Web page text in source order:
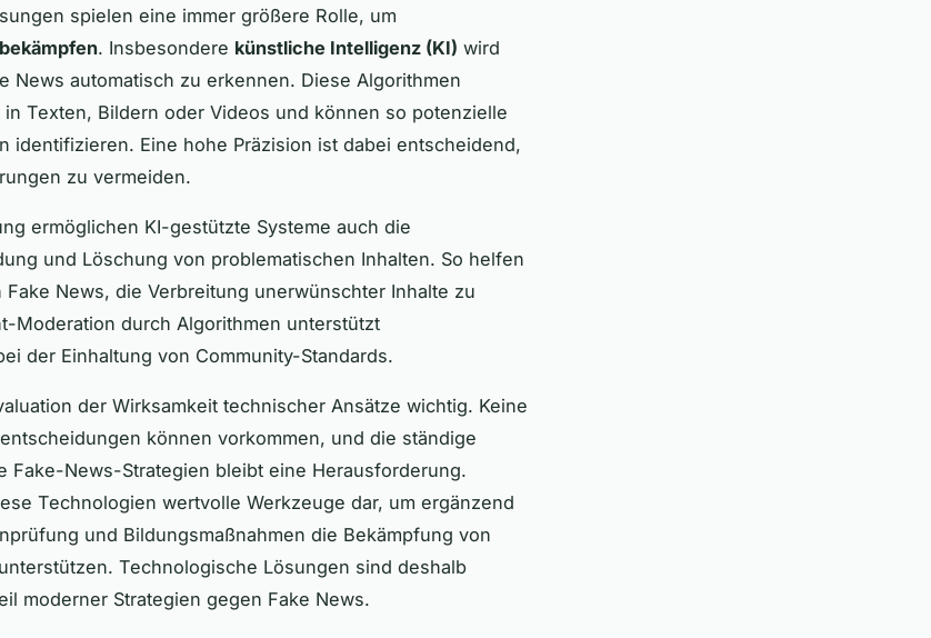
spielen eine immer größere Rolle, um
. Insbesondere künstliche Intelligenz (KI) wird
News automatisch zu erkennen. Diese Algorithmen
Texten, Bildern oder Videos und können so potenzielle
identifizieren. Eine hohe Präzision ist dabei entscheidend,
zu vermeiden.
ermöglichen KI-gestützte Systeme auch die
und Löschung von problematischen Inhalten. So helfen
Fake News, die Verbreitung unerwünschter Inhalte zu
Moderation durch Algorithmen unterstützt
der Einhaltung von Community-Standards.
der Wirksamkeit technischer Ansätze wichtig. Keine
können vorkommen, und die ständige
Fake-News-Strategien bleibt eine Herausforderung.
Technologien wertvolle Werkzeuge dar, um ergänzend
und Bildungsmaßnahmen die Bekämpfung von
Technologische Lösungen sind deshalb
moderner Strategien gegen Fake News.